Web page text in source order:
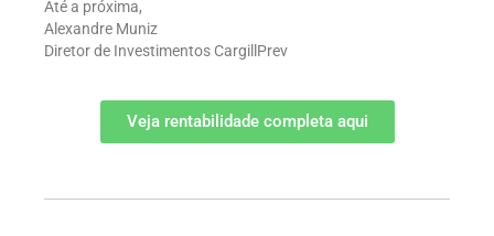
Até a próxima,
Alexandre Muniz
Diretor de Investimentos CargillPrev
Veja rentabilidade completa aqui